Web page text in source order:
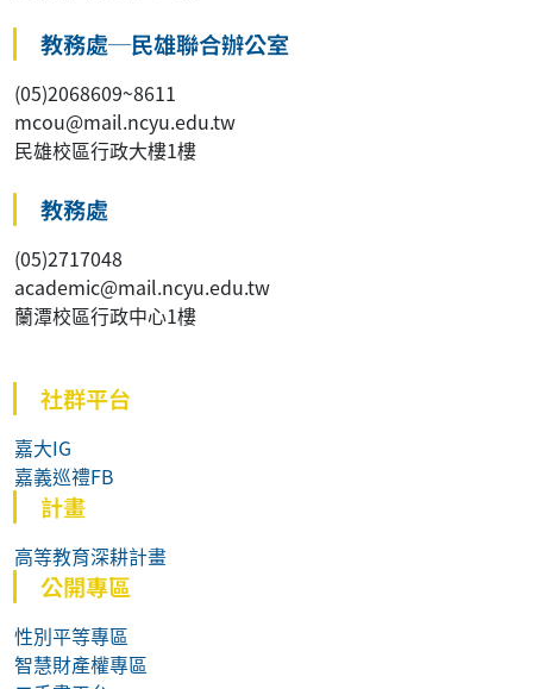
教務處─民雄聯合辦公室
(05)2068609~8611
mcou@mail.ncyu.edu.tw
民雄校區行政大樓1樓
教務處
(05)2717048
academic@mail.ncyu.edu.tw
蘭潭校區行政中心1樓
社群平台
嘉大IG
嘉義巡禮FB
計畫
高等教育深耕計畫
公開專區
性別平等專區
智慧財產權專區